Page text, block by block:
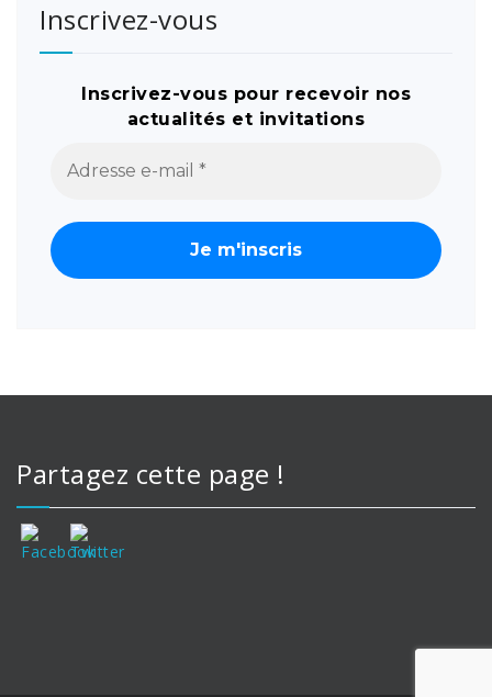
Inscrivez-vous
Inscrivez-vous pour recevoir nos
actualités et invitations
Partagez cette page !